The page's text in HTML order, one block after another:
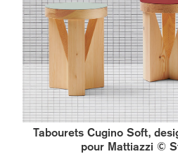
Tabourets Cugino Soft,
pour Mattiazzi ©